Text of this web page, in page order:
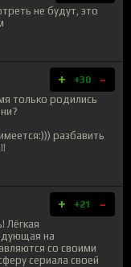
не будут, это
+ +30 -
только родились
разбавить
+ +21 -
Лёгкая
на
со своими
сериала своей